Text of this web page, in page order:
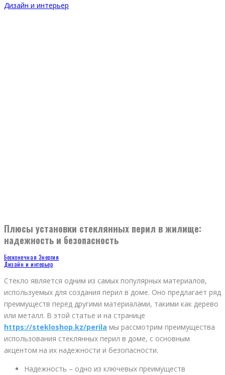
Дизайн и интерьер
Плюсы установки стеклянных перил в жилище:
надежность и безопасность
Бесконечная Энергия
Дизайн и интерьер
Стекло является одним из самых популярных материалов,
используемых для создания перил в доме. Оно предлагает ряд
преимуществ перед другими материалами, такими как дерево
или металл. В этой статье и на странице
https://stekloshop.kz/perila мы рассмотрим преимущества
использования стеклянных перил в доме, с основным
акцентом на их надежности и безопасности.
Надежность – одно из ключевых преимуществ